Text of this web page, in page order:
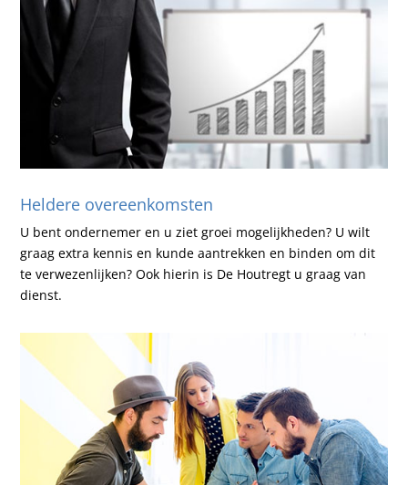
Heldere overeenkomsten
U bent ondernemer en u ziet groei mogelijkheden? U wilt
graag extra kennis en kunde aantrekken en binden om dit
te verwezenlijken? Ook hierin is De Houtregt u graag van
dienst.